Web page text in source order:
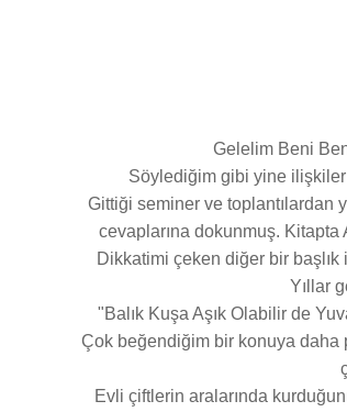
Gelelim Beni
Söylediğim gibi yine ilişkiler
Gittiği seminer ve toplantılardan
cevaplarına dokunmuş. Kitapta
Dikkatimi çeken diğer bir
Yıllar
"Balık Kuşa Aşık Olabilir de
Çok beğendiğim bir konuya daha
Evli çiftlerin aralarında